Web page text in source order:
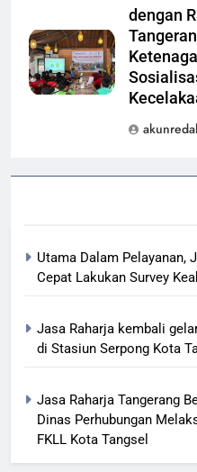
dengan
Utama Dalam Pelayanan,
Cepat Lakukan Survey
Jasa Raharja kembali
di Stasiun Serpong Kota
Jasa Raharja Tangerang
Dinas Perhubungan
FKLL Kota Tangsel